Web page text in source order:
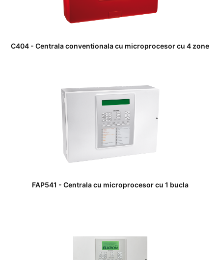
C404 - Centrala conventionala cu microprocesor cu 4 zone
FAP541 - Centrala cu microprocesor cu 1 bucla